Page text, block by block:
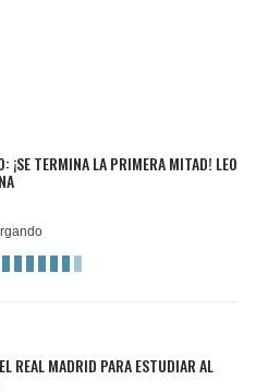
¡SE TERMINA LA PRIMERA MITAD! LEO
REAL MADRID PARA ESTUDIAR AL